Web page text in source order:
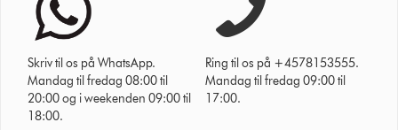
Skriv til os på WhatsApp.
Mandag til fredag 08:00 til
20:00 og i weekenden 09:00 til
18:00.
Ring til os på +4578153555.
Mandag til fredag 09:00 til
17:00.